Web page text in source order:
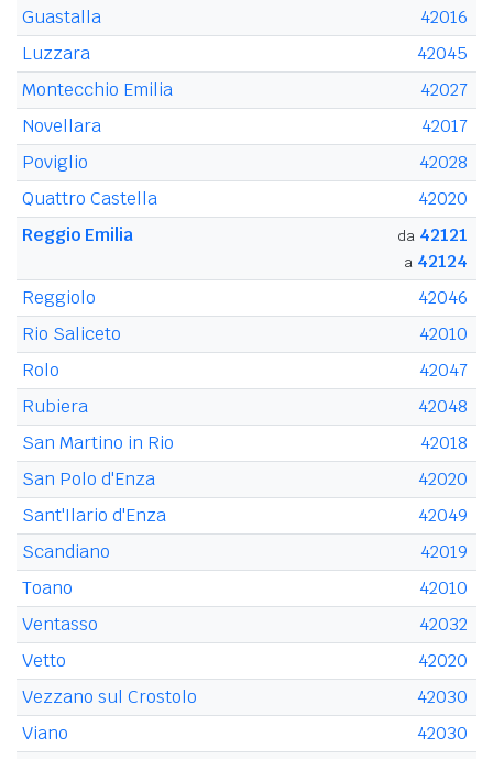
Guastalla
42016
Luzzara
42045
Montecchio Emilia
42027
Novellara
42017
Poviglio
42028
Quattro Castella
42020
Reggio Emilia
da 42121
a 42124
Reggiolo
42046
Rio Saliceto
42010
Rolo
42047
Rubiera
42048
San Martino in Rio
42018
San Polo d'Enza
42020
Sant'Ilario d'Enza
42049
Scandiano
42019
Toano
42010
Ventasso
42032
Vetto
42020
Vezzano sul Crostolo
42030
Viano
42030